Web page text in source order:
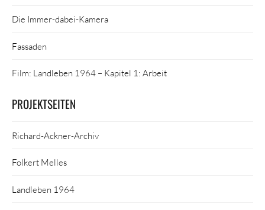
Die Immer-dabei-Kamera
Fassaden
Film: Landleben 1964 – Kapitel 1: Arbeit
PROJEKTSEITEN
Richard-Ackner-Archiv
Folkert Melles
Landleben 1964